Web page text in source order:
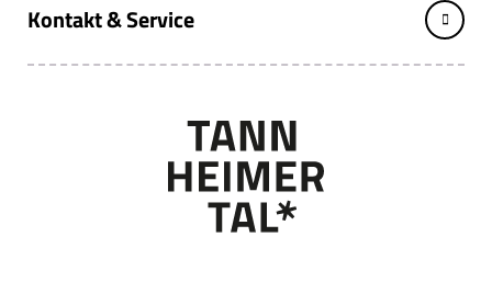
Kontakt & Service